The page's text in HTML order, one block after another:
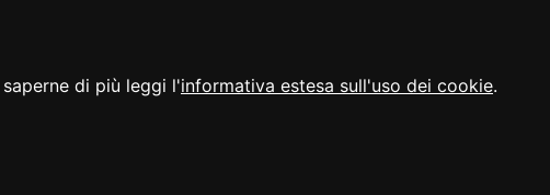
di più leggi l'informativa estesa sull'uso dei cookie.
Realizzato da